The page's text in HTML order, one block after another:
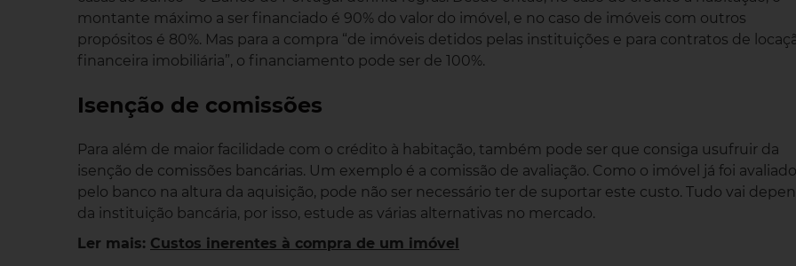
montante máximo a ser financiado é 90% do valor do imóvel, e no caso de imóveis com outros
propósitos é 80%. Mas para a compra “de imóveis detidos pelas instituições e para contratos de
financeira imobiliária”, o financiamento pode ser de 100%.
Isenção de comissões
Para além de maior facilidade com o crédito à habitação, também pode ser que consiga usufruir da
isenção de comissões bancárias. Um exemplo é a comissão de avaliação. Como o imóvel já foi avaliado
pelo banco na altura da aquisição, pode não ser necessário ter de suportar este custo. Tudo vai
da instituição bancária, por isso, estude as várias alternativas no mercado.
Ler mais: Custos inerentes à compra de um imóvel